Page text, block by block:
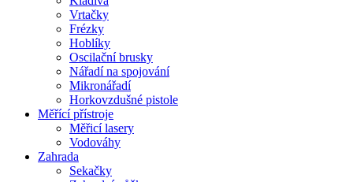
Vrtačky
Frézky
Hoblíky
Oscilační brusky
Nářadí na spojování
Mikronářadí
Horkovzdušné pistole
Měřící přístroje
Měřicí lasery
Vodováhy
Zahrada
Sekačky